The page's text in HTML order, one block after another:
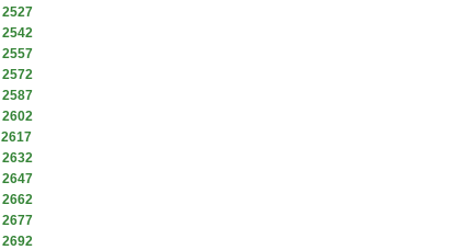
2527
2542
2557
2572
2587
2602
2617
2632
2647
2662
2677
2692